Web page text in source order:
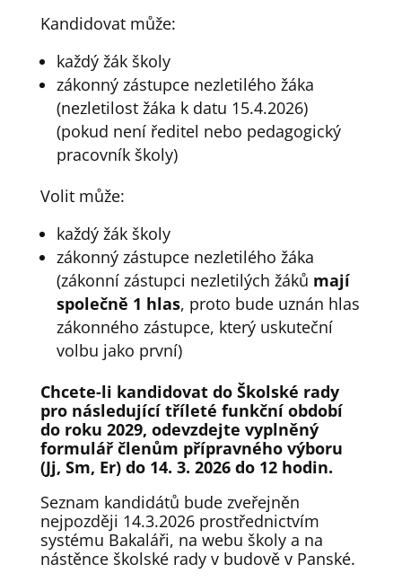
Kandidovat může:
každý žák školy
zákonný zástupce nezletilého žáka
(nezletilost žáka k datu 15.4.2026)
(pokud není ředitel nebo pedagogický
pracovník školy)
Volit může:
každý žák školy
zákonný zástupce nezletilého žáka
(zákonní zástupci nezletilých žáků mají
společně 1 hlas, proto bude uznán hlas
zákonného zástupce, který uskuteční
volbu jako první)
Chcete-li kandidovat do Školské rady
pro následující tříleté funkční období
do roku 2029, odevzdejte vyplněný
formulář členům přípravného výboru
(Jj, Sm, Er) do 14. 3. 2026 do 12 hodin.
Seznam kandidátů bude zveřejněn
nejpozději 14.3.2026 prostřednictvím
systému Bakaláři, na webu školy a na
nástěnce školské rady v budově v Panské.